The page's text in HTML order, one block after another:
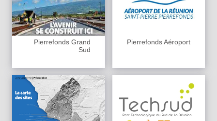
Pierrefonds Grand
Sud
Pierrefonds Aéroport